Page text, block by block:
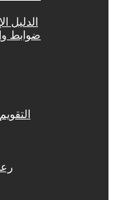
الدليل
ضوابط